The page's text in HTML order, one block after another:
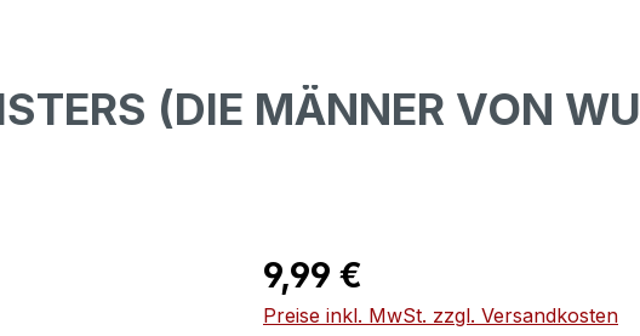
(DIE MÄNNER VON WU
Regulärer Preis:
9,99 €
Preise inkl. MwSt. zzgl. Versandkosten